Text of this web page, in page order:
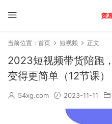
当前位置： 首页 短视频 正文
2023短视频带货陪跑
变得更简单（12节课）
54xg.com 2023-11-11